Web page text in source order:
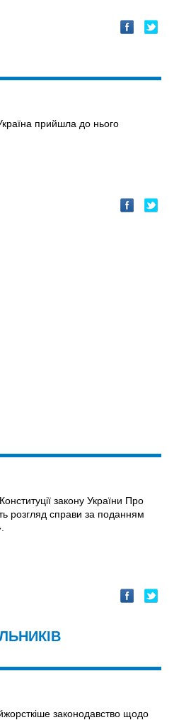
прийшла до нього
закону України Про
розгляд справи за поданням
законодавство щодо